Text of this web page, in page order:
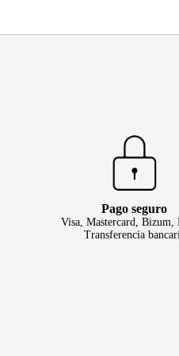
Pago seguro
Visa, Mastercard, Bizum,
Transferencia